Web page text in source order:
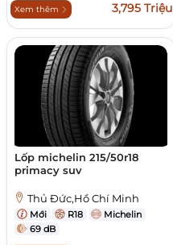
Xem thêm 3,795 Triệu
Lốp michelin 215/50r18
primacy suv
Thủ Đức,Hồ Chí Minh
Mới R18
Michelin
69 dB